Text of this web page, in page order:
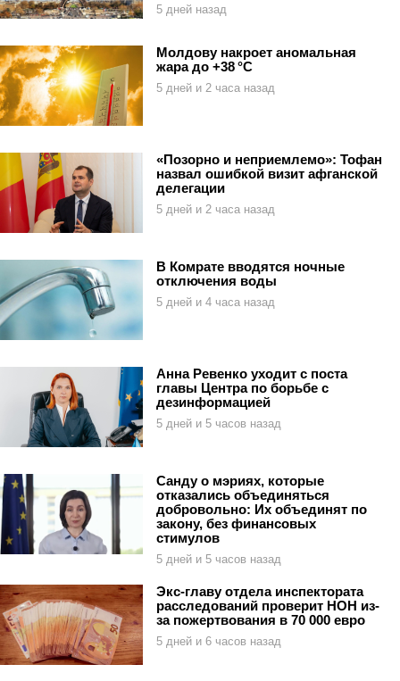
5 дней назад
Молдову накроет аномальная
жара до +38 °C
5 дней и 2 часа назад
«Позорно и неприемлемо»: Тофан
назвал ошибкой визит афганской
делегации
5 дней и 2 часа назад
В Комрате вводятся ночные
отключения воды
5 дней и 4 часа назад
Анна Ревенко уходит с поста
главы Центра по борьбе с
дезинформацией
5 дней и 5 часов назад
Санду о мэриях, которые
отказались объединяться
добровольно: Их объединят по
закону, без финансовых
стимулов
5 дней и 5 часов назад
Экс-главу отдела инспектората
расследований проверит НОН из-
за пожертвования в 70 000 евро
5 дней и 6 часов назад